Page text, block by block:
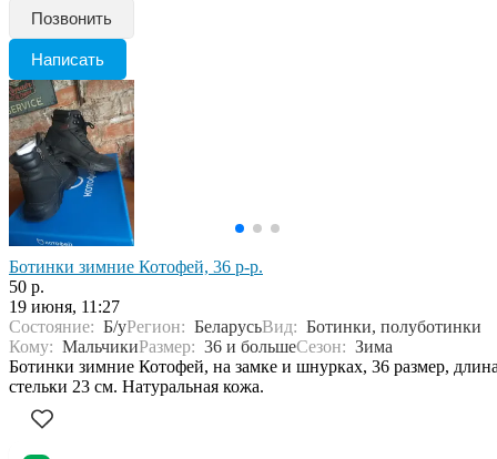
Позвонить
Написать
Ботинки зимние Котофей, 36 р-р.
50 р.
19 июня, 11:27
Состояние: Б/уРегион: БеларусьВид: Ботинки, полуботинки
Кому: МальчикиРазмер: 36 и большеСезон: Зима
Ботинки зимние Котофей, на замке и шнурках, 36 размер,
стельки 23 см. Натуральная кожа.